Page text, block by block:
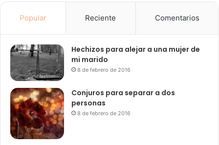
Popular Reciente Comentarios
Hechizos para alejar a una mujer de
mi marido
8 de febrero de 2016
Conjuros para separar a dos
personas
8 de febrero de 2016